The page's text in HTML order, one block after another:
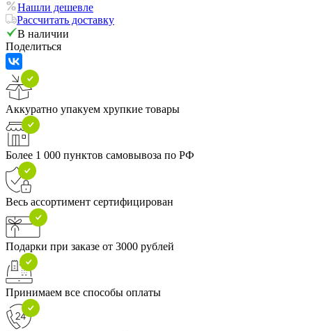
Нашли дешевле
Рассчитать доставку
В наличии
Поделиться
Аккуратно упакуем хрупкие товары
Более 1 000 пунктов самовывоза по РФ
Весь ассортимент сертифицирован
Подарки при заказе от 3000 рублей
Принимаем все способы оплаты